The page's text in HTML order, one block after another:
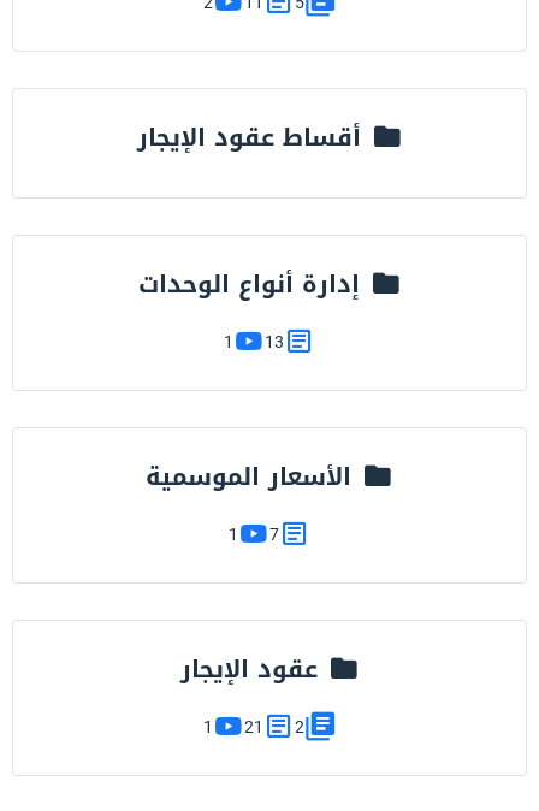
أقساط عقود الإيجار
إدارة أنواع الوحدات
13
1
الأسعار الموسمية
7
1
عقود الإيجار
2
21
1